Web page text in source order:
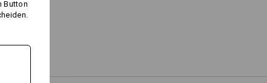
Button